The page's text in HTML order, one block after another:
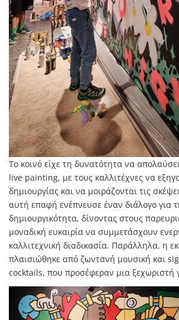
Το κοινό είχε τη δυνατότητα να
live painting, με τους καλλιτέχνες να
δημιουργίας και να μοιράζονται τις
αυτή επαφή ενέπνευσε έναν διάλογο για
δημιουργικότητα, δίνοντας στους
μοναδική ευκαιρία να συμμετάσχουν
καλλιτεχνική διαδικασία. Παράλληλα, η
πλαισιώθηκε από ζωντανή μουσική και
cocktails, που προσέφεραν μια ξεχωριστή